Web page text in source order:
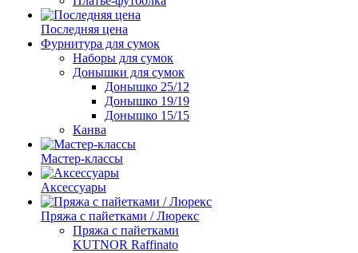
Последняя цена
Фурнитура для сумок
Наборы для сумок
Донышки для сумок
Донышко 25/12
Донышко 19/19
Донышко 15/15
Канва
Мастер-классы
Аксессуары
Пряжа с пайетками / Люрекс
Пряжа с пайетками
KUTNOR Raffinato